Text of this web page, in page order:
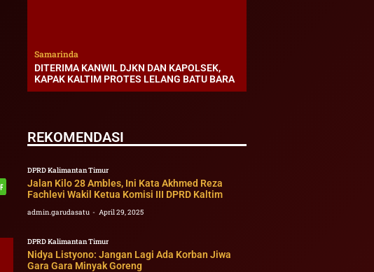
Samarinda
DITERIMA KANWIL DJKN DAN KAPOLSEK,
KAPAK KALTIM PROTES LELANG BATU BARA
REKOMENDASI
DPRD Kalimantan Timur
Jalan Kilo 28 Ambles, Ini Kata Akhmed Reza
Fachlevi Wakil Ketua Komisi III DPRD Kaltim
admin.garudasatu April 29, 2025
DPRD Kalimantan Timur
Nidya Listyono: Jangan Lagi Ada Korban Jiwa
Gara Gara Minyak Goreng